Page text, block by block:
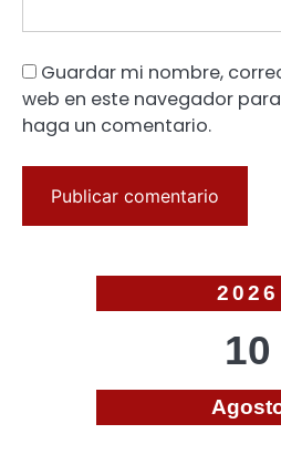
Guardar mi nombre,
web en este navegador
haga un comentario.
2026
10